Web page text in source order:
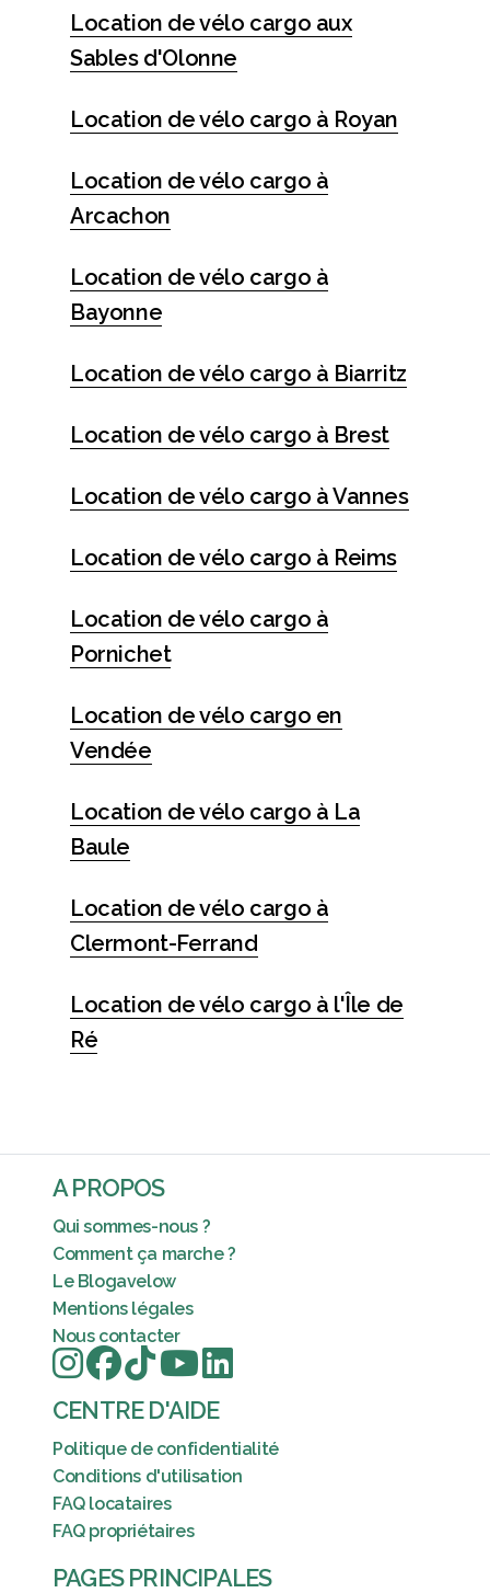
Location de vélo cargo aux
Sables d'Olonne
Location de vélo cargo à Royan
Location de vélo cargo à
Arcachon
Location de vélo cargo à
Bayonne
Location de vélo cargo à Biarritz
Location de vélo cargo à Brest
Location de vélo cargo à Vannes
Location de vélo cargo à Reims
Location de vélo cargo à
Pornichet
Location de vélo cargo en
Vendée
Location de vélo cargo à La
Baule
Location de vélo cargo à
Clermont-Ferrand
Location de vélo cargo à l'Île de
Ré
A PROPOS
Qui sommes-nous ?
Comment ça marche ?
Le Blogavelow
Mentions légales
Nous contacter
CENTRE D'AIDE
Politique de confidentialité
Conditions d'utilisation
FAQ locataires
FAQ propriétaires
PAGES PRINCIPALES